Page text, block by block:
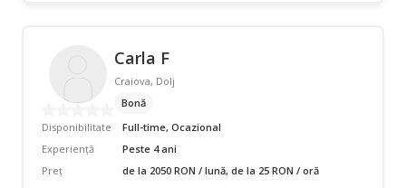
Carla F
Craiova, Dolj
Bonă
Disponibilitate
Full-time, Ocazional
Experiență
Peste 4 ani
Preț
de la 2050 RON / lună, de la 25 RON / oră